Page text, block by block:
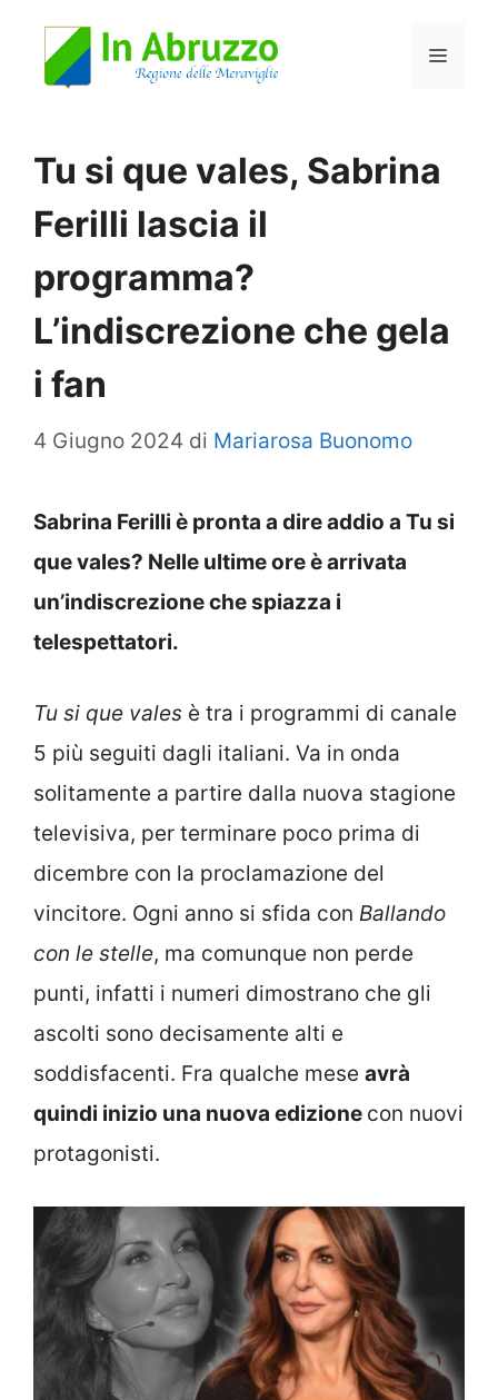
Menu
Tu si que vales, Sabrina
Ferilli lascia il
programma?
L’indiscrezione che gela
i fan
4 Giugno 2024 di Mariarosa Buonomo
Sabrina Ferilli è pronta a dire addio a Tu si
que vales? Nelle ultime ore è arrivata
un’indiscrezione che spiazza i
telespettatori.
Tu si que vales è tra i programmi di canale
5 più seguiti dagli italiani. Va in onda
solitamente a partire dalla nuova stagione
televisiva, per terminare poco prima di
dicembre con la proclamazione del
vincitore. Ogni anno si sfida con Ballando
con le stelle, ma comunque non perde
punti, infatti i numeri dimostrano che gli
ascolti sono decisamente alti e
soddisfacenti. Fra qualche mese avrà
quindi inizio una nuova edizione con nuovi
protagonisti.